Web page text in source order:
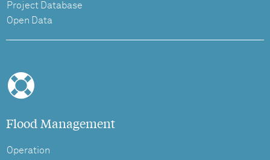
Project Database
Open Data
Flood Management
Operation